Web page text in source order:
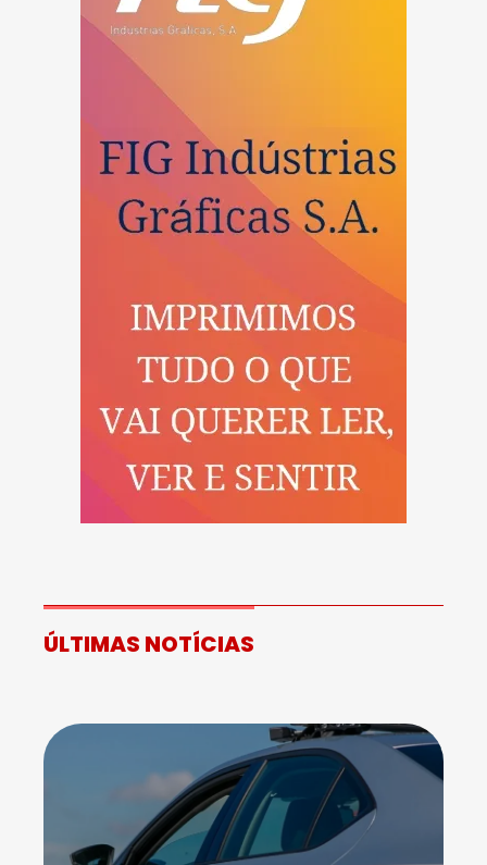
ÚLTIMAS NOTÍCIAS